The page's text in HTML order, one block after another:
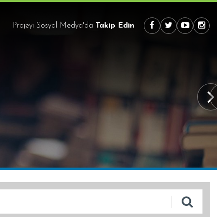
Projeyi Sosyal Medya'da Takip Edin